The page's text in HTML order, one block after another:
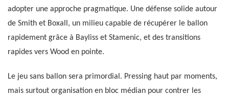
adopter une approche pragmatique. Une défense solide autour
de Smith et Boxall, un milieu capable de récupérer le ballon
rapidement grâce à Bayliss et Stamenic, et des transitions
rapides vers Wood en pointe.
Le jeu sans ballon sera primordial. Pressing haut par moments,
mais surtout organisation en bloc médian pour contrer les